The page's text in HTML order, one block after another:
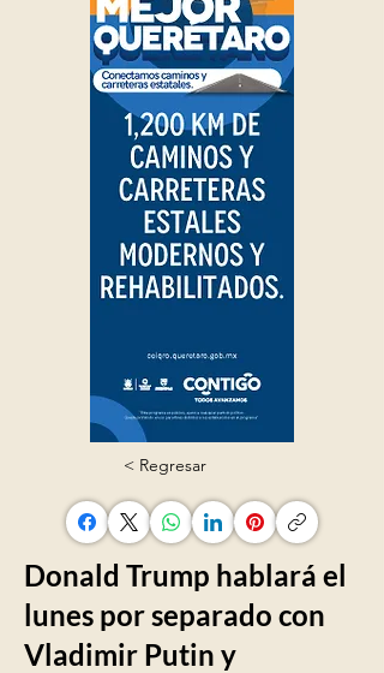
< Regresar
Donald Trump hablará el
lunes por separado con
Vladimir Putin y